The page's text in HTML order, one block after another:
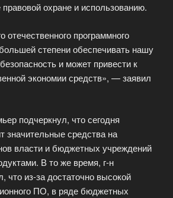
охране и использованию.
отечественного программного
степени обеспечивать нашу
и может привести к
экономии средств», — заявил
подчеркнул, что сегодня
значительные средства на
власти и бюджетных учреждений
В то же время, г-н
что из-за достаточно высокой
ПО, в ряде бюджетных